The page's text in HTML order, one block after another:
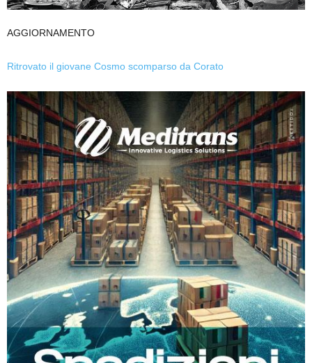
AGGIORNAMENTO
Ritrovato il giovane Cosmo scomparso da Corato